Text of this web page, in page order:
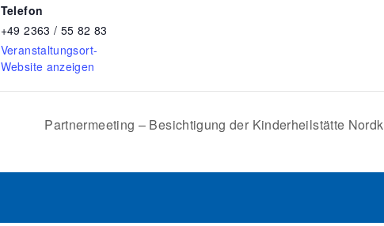
Telefon
+49 2363 / 55 82 83
Veranstaltungsort-
Website anzeigen
Partnermeeting – Besichtigung der Kinderheilstätte